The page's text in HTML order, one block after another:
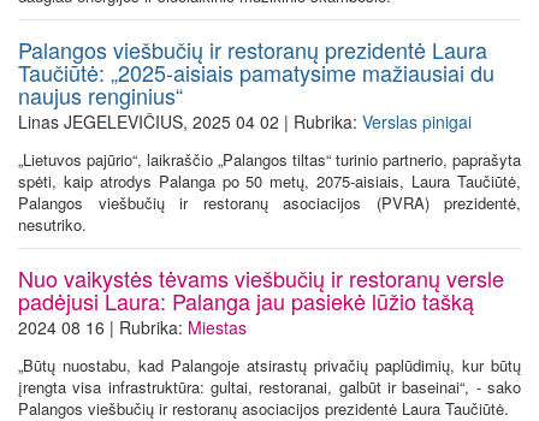
Palangos viešbučių ir restoranų prezidentė Laura
Taučiūtė: „2025-aisiais pamatysime mažiausiai du
naujus renginius“
Linas JEGELEVIČIUS, 2025 04 02 | Rubrika: Verslas pinigai
„Lietuvos pajūrio“, laikraščio „Palangos tiltas“ turinio partnerio, paprašyta
spėti, kaip atrodys Palanga po 50 metų, 2075-aisiais, Laura Taučiūtė,
Palangos viešbučių ir restoranų asociacijos (PVRA) prezidentė,
nesutriko.
Nuo vaikystės tėvams viešbučių ir restoranų versle
padėjusi Laura: Palanga jau pasiekė lūžio tašką
2024 08 16 | Rubrika: Miestas
„Būtų nuostabu, kad Palangoje atsirastų privačių paplūdimių, kur būtų
įrengta visa infrastruktūra: gultai, restoranai, galbūt ir baseinai“, - sako
Palangos viešbučių ir restoranų asociacijos prezidentė Laura Taučiūtė.